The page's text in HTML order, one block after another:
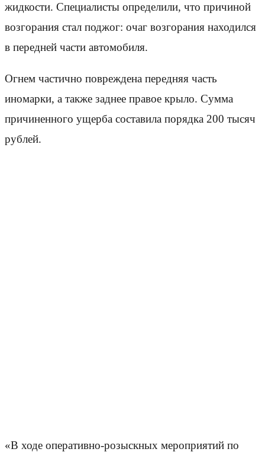
жидкости. Специалисты определили, что причиной
возгорания стал поджог: очаг возгорания находился
в передней части автомобиля.
Огнем частично повреждена передняя часть
иномарки, а также заднее правое крыло. Сумма
причиненного ущерба составила порядка 200 тысяч
рублей.
«В ходе оперативно-розыскных мероприятий по